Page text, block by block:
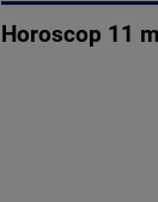
Horoscop 11